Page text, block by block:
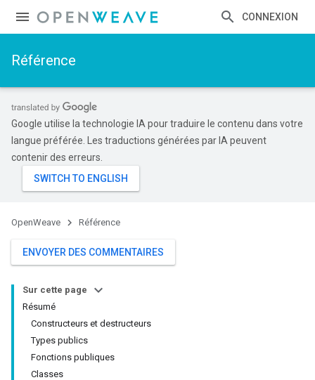
CONNEXION
Référence
Google utilise la technologie IA pour traduire le contenu dans votre
langue préférée. Les traductions générées par IA peuvent
contenir des erreurs.
OpenWeave Référence
ENVOYER DES COMMENTAIRES
Sur cette page
Résumé
Constructeurs et destructeurs
Types publics
Fonctions publiques
Classes